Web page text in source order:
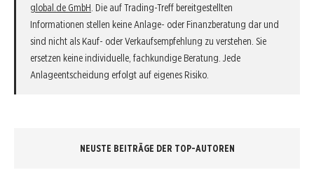
global.de GmbH . Die auf Trading-Treff bereitgestellten
Informationen stellen keine Anlage- oder Finanzberatung dar und
sind nicht als Kauf- oder Verkaufsempfehlung zu verstehen. Sie
ersetzen keine individuelle, fachkundige Beratung. Jede
Anlageentscheidung erfolgt auf eigenes Risiko.
NEUSTE BEITRÄGE DER TOP-AUTOREN